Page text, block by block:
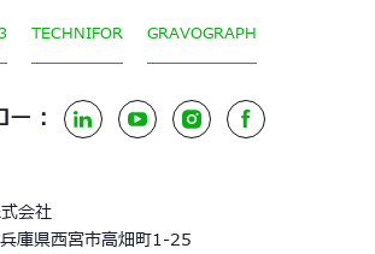
TECHNIFOR GRAVOGRAPH
ー : LinkedInYouTubeInstagramFacebook
会社
県西宮市高畑町1-25